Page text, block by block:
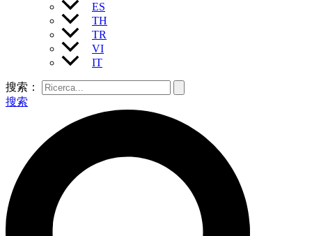
ES
TH
TR
VI
IT
搜索：
搜索